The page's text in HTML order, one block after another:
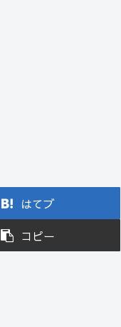
はてブ
コピー